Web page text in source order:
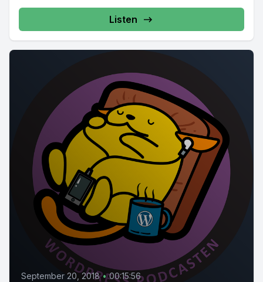
Listen
September 20, 2018 • 00:15:56